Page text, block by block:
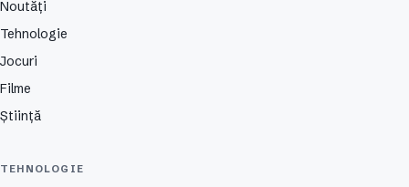
Noutăți
Tehnologie
Jocuri
Filme
Știință
TEHNOLOGIE